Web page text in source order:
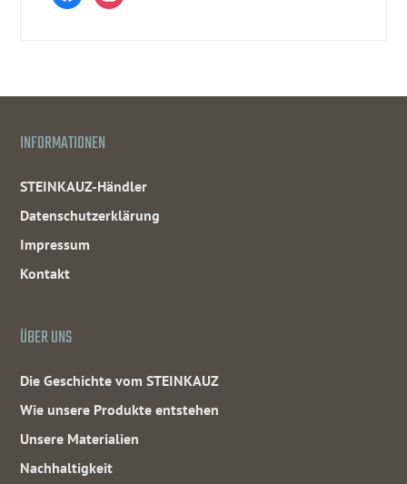
INFORMATIONEN
STEINKAUZ-Händler
Datenschutzerklärung
Impressum
Kontakt
ÜBER UNS
Die Geschichte vom STEINKAUZ
Wie unsere Produkte entstehen
Unsere Materialien
Nachhaltigkeit